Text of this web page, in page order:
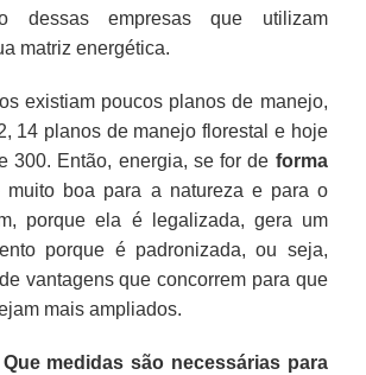
dessas empresas que utilizam
matriz energética.
existiam poucos planos de manejo,
14 planos de manejo florestal e hoje
300. Então, energia, se for de forma
muito boa para a natureza e para o
porque ela é legalizada, gera um
porque é padronizada, ou seja,
vantagens que concorrem para que
mais ampliados.
Que medidas são necessárias para